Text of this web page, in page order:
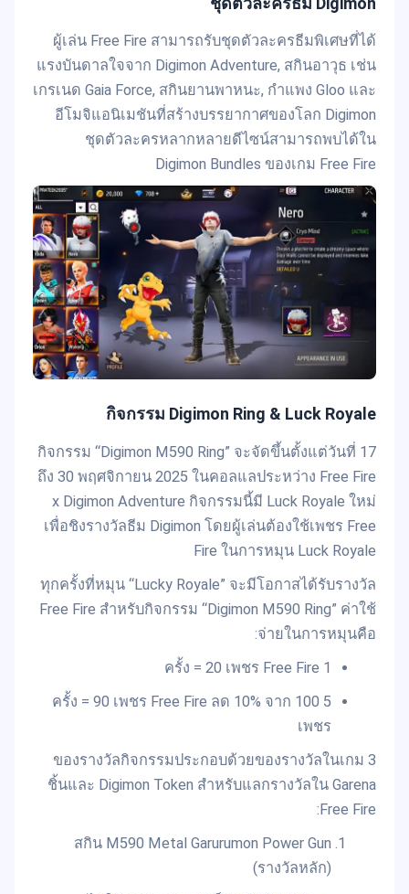
ผู้เล่น Free Fire สามารถรับชุดตัวละครธีมพิเศษที่ได้
แรงบันดาลใจจาก Digimon Adventure, สกินอาวุธ เช่น
เกรเนด Gaia Force, สกินยานพาหนะ, กำแพง Gloo และ
อีโมจิแอนิเมชันที่สร้างบรรยากาศของโลก Digimon
ชุดตัวละครหลากหลายดีไซน์สามารถพบได้ใน
Digimon Bundles ของเกม Free Fire
กิจกรรม Digimon Ring & Luck Royale
กิจกรรม “Digimon M590 Ring” จะจัดขึ้นตั้งแต่วันที่ 17
ถึง 30 พฤศจิกายน 2025 ในคอลแลประหว่าง Free Fire
x Digimon Adventure กิจกรรมนี้มี Luck Royale ใหม่
เพื่อชิงรางวัลธีม Digimon โดยผู้เล่นต้องใช้เพชร Free
Fire ในการหมุน Luck Royale
ทุกครั้งที่หมุน “Lucky Royale” จะมีโอกาสได้รับรางวัล
Free Fire สำหรับกิจกรรม “Digimon M590 Ring” ค่าใช้
จ่ายในการหมุนคือ:
1 ครั้ง = 20 เพชร Free Fire
5 ครั้ง = 90 เพชร Free Fire ลด 10% จาก 100
เพชร
ของรางวัลกิจกรรมประกอบด้วยของรางวัลในเกม 3
ชิ้นและ Digimon Token สำหรับแลกรางวัลใน Garena
Free Fire:
สกิน M590 Metal Garurumon Power Gun
(รางวัลหลัก)